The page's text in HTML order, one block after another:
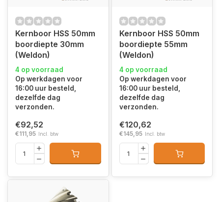
Kernboor HSS 50mm
boordiepte 30mm
(Weldon)
4 op voorraad
Op werkdagen voor
16:00 uur besteld,
dezelfde dag
verzonden.
€92,52
€111,95 Incl. btw
Kernboor HSS 50mm
boordiepte 55mm
(Weldon)
4 op voorraad
Op werkdagen voor
16:00 uur besteld,
dezelfde dag
verzonden.
€120,62
€145,95 Incl. btw